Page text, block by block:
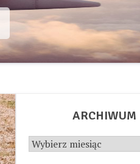
ARCHIWUM
Archiwum